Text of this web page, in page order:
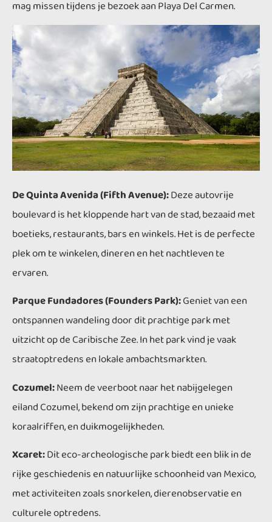
mag missen tijdens je bezoek aan Playa Del Carmen.
De Quinta Avenida (Fifth Avenue):Deze autovrije
boulevard is het kloppende hart van de stad, bezaaid met
boetieks, restaurants, bars en winkels. Het is de perfecte
plek om te winkelen, dineren en het nachtleven te
ervaren.
Parque Fundadores (Founders Park):Geniet van een
ontspannen wandeling door dit prachtige park met
uitzicht op de Caribische Zee. In het park vind je vaak
straatoptredens en lokale ambachtsmarkten.
Cozumel:Neem de veerboot naar het nabijgelegen
eiland Cozumel, bekend om zijn prachtige en unieke
koraalriffen, en duikmogelijkheden.
Xcaret:Dit eco-archeologische park biedt een blik in de
rijke geschiedenis en natuurlijke schoonheid van Mexico,
met activiteiten zoals snorkelen, dierenobservatie en
culturele optredens.